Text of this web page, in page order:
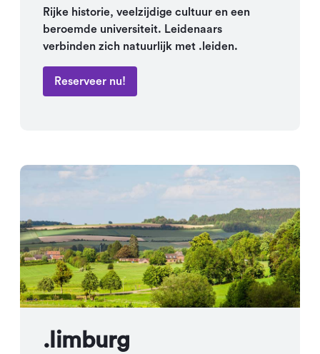
Rijke historie, veelzijdige cultuur en een
beroemde universiteit. Leidenaars
verbinden zich natuurlijk met .leiden.
Reserveer nu!
.limburg